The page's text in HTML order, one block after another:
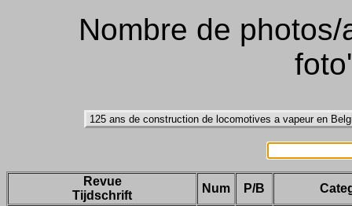
Nombre de
Revue
Tijdschrift
Num P/B